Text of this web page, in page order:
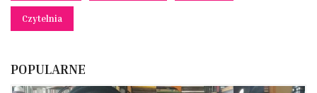
Czytelnia
POPULARNE